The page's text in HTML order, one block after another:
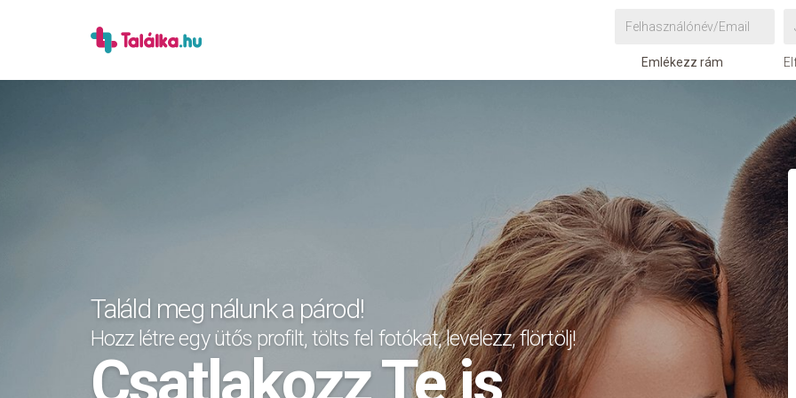
Emlékezz rám
Találd meg nálunk a párod!
Hozz létre egy ütős profilt, tölts fel fotókat, levelezz, flörtölj!
Csatlakozz Te is